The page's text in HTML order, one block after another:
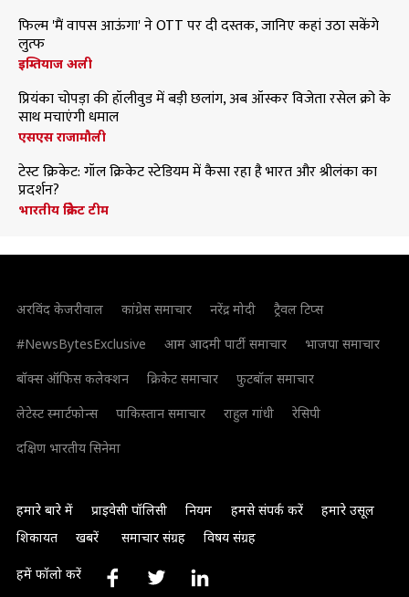
फिल्म 'मैं वापस आऊंगा' ने OTT पर दी दस्तक, जानिए कहां उठा सकेंगे
लुत्फ
इम्तियाज अली
प्रियंका चोपड़ा की हॉलीवुड में बड़ी छलांग, अब ऑस्कर विजेता रसेल क्रो के
साथ मचाएंगी धमाल
एसएस राजामौली
टेस्ट क्रिकेट: गॉल क्रिकेट स्टेडियम में कैसा रहा है भारत और श्रीलंका का
प्रदर्शन?
भारतीय क्रिकेट टीम
अरविंद केजरीवाल कांग्रेस समाचार नरेंद्र मोदी
ट्रैवल टिप्स
#NewsBytesExclusive
आम आदमी पार्टी समाचार
भाजपा समाचार
बॉक्स ऑफिस कलेक्शन
क्रिकेट समाचार
फुटबॉल समाचार
लेटेस्ट स्मार्टफोन्स
पाकिस्तान समाचार राहुल गांधी
रेसिपी
दक्षिण भारतीय सिनेमा
हमारे बारे में प्राइवेसी पॉलिसी नियम हमसे संपर्क करें
हमारे उसूल
शिकायत
खबरें समाचार संग्रह विषय संग्रह
हमें फॉलो करें